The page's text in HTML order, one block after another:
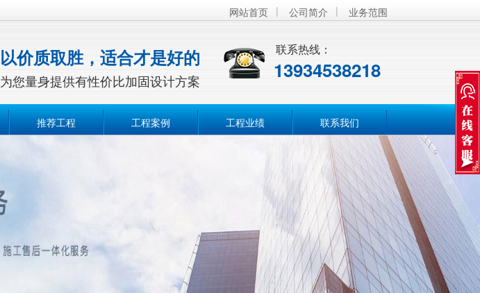
网站首页 | 公司简介 | 业务范围
以价质取胜，适合才是好的
为您量身提供有性价比加固设计方案
联系热线：
13934538218
推荐工程 工程案例 工程业绩 联系我们